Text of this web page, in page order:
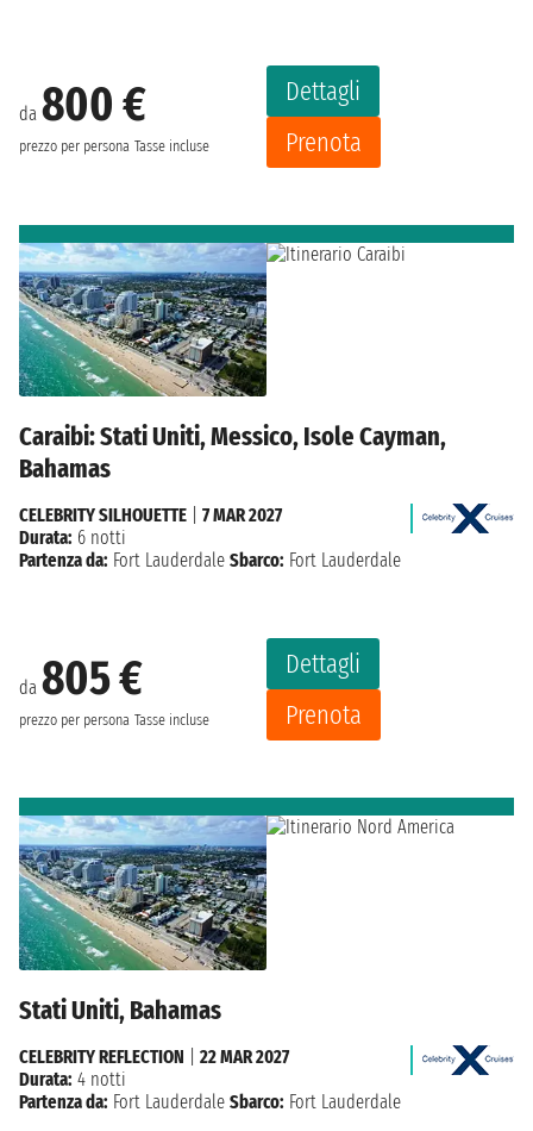
da 800 €
prezzo per persona Tasse incluse
Dettagli
Prenota
Caraibi: Stati Uniti, Messico, Isole Cayman,
Bahamas
da 805 €
prezzo per persona Tasse incluse
Dettagli
Prenota
CELEBRITY SILHOUETTE
7 MAR 2027
Durata: 6 notti
Partenza da: Fort Lauderdale Sbarco: Fort Lauderdale
Stati Uniti, Bahamas
CELEBRITY REFLECTION
22 MAR 2027
Durata: 4 notti
Partenza da: Fort Lauderdale Sbarco: Fort Lauderdale